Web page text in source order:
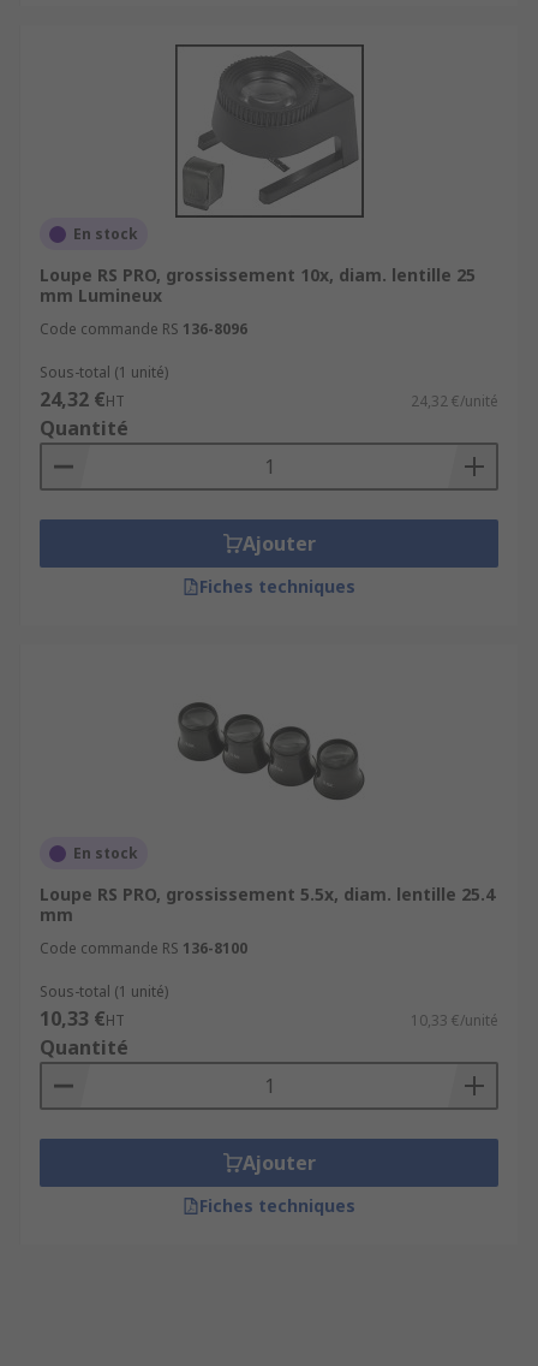
En stock
Loupe RS PRO, grossissement 10x, diam. lentille 25
mm Lumineux
Code commande RS 136-8096
Sous-total (1 unité)
24,32 €HT 24,32 €/unité
Quantité
Ajouter
Fiches techniques
En stock
Loupe RS PRO, grossissement 5.5x, diam. lentille 25.4
mm
Code commande RS 136-8100
Sous-total (1 unité)
10,33 €HT 10,33 €/unité
Quantité
Ajouter
Fiches techniques